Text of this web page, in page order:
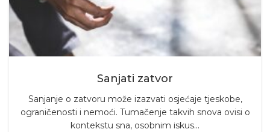
Sanjati zatvor
Sanjanje o zatvoru može izazvati osjećaje tjeskobe,
ograničenosti i nemoći. Tumačenje takvih snova ovisi o
kontekstu sna, osobnim iskus...